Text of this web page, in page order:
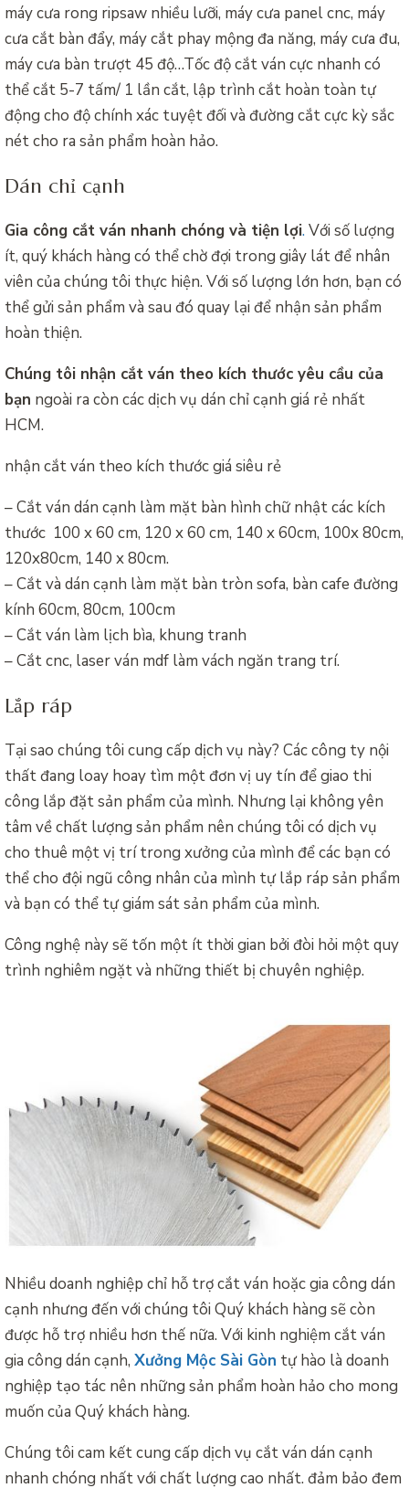
máy cưa rong ripsaw nhiều lưỡi, máy cưa panel cnc, máy
cưa cắt bàn đẩy, máy cắt phay mộng đa năng, máy cưa đu,
máy cưa bàn trượt 45 độ…Tốc độ cắt ván cực nhanh có
thể cắt 5-7 tấm/ 1 lần cắt, lập trình cắt hoàn toàn tự
động cho độ chính xác tuyệt đối và đường cắt cực kỳ sắc
nét cho ra sản phẩm hoàn hảo.
Dán chỉ cạnh
Gia công cắt ván nhanh chóng và tiện lợi.Với số lượng
ít, quý khách hàng có thể chờ đợi trong giây lát để nhân
viên của chúng tôi thực hiện. Với số lượng lớn hơn, bạn có
thể gửi sản phẩm và sau đó quay lại để nhận sản phẩm
hoàn thiện.
Chúng tôi nhận cắt ván theo kích thước yêu cầu của
bạn ngoài ra còn các dịch vụ dán chỉ cạnh giá rẻ nhất
HCM.
nhận cắt ván theo kích thước giá siêu rẻ
– Cắt ván dán cạnh làm mặt bàn hình chữ nhật các kích
thước 100 x 60 cm, 120 x 60 cm, 140 x 60cm, 100x 80cm,
120x80cm, 140 x 80cm.
– Cắt và dán cạnh làm mặt bàn tròn sofa, bàn cafe đường
kính 60cm, 80cm, 100cm
– Cắt ván làm lịch bìa, khung tranh
– Cắt cnc, laser ván mdf làm vách ngăn trang trí.
Lắp ráp
Tại sao chúng tôi cung cấp dịch vụ này? Các công ty nội
thất đang loay hoay tìm một đơn vị uy tín để giao thi
công lắp đặt sản phẩm của mình. Nhưng lại không yên
tâm về chất lượng sản phẩm nên chúng tôi có dịch vụ
cho thuê một vị trí trong xưởng của mình để các bạn có
thể cho đội ngũ công nhân của mình tự lắp ráp sản phẩm
và bạn có thể tự giám sát sản phẩm của mình.
Công nghệ này sẽ tốn một ít thời gian bởi đòi hỏi một quy
trình nghiêm ngặt và những thiết bị chuyên nghiệp.
Nhiều doanh nghiệp chỉ hỗ trợ cắt ván hoặc gia công dán
cạnh nhưng đến với chúng tôi Quý khách hàng sẽ còn
được hỗ trợ nhiều hơn thế nữa. Với kinh nghiệm cắt ván
gia công dán cạnh, Xưởng Mộc Sài Gòn tự hào là doanh
nghiệp tạo tác nên những sản phẩm hoàn hảo cho mong
muốn của Quý khách hàng.
Chúng tôi cam kết cung cấp dịch vụ cắt ván dán cạnh
nhanh chóng nhất với chất lượng cao nhất. đảm bảo đem